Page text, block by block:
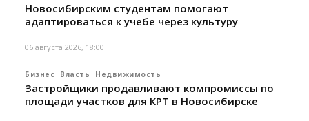
Новосибирским студентам помогают
адаптироваться к учебе через культуру
06 августа 2026, 18:00
Бизнес Власть Недвижимость
Застройщики продавливают компромиссы по
площади участков для КРТ в Новосибирске